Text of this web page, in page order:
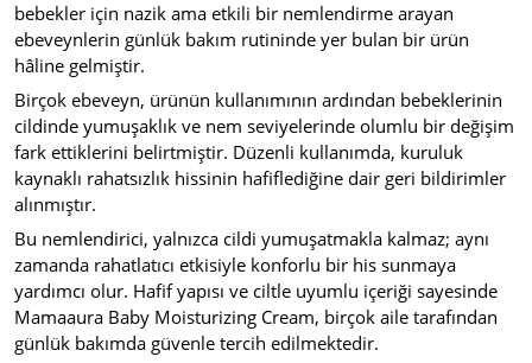
bebekler için nazik ama etkili bir nemlendirme arayan
ebeveynlerin günlük bakım rutininde yer bulan bir ürün
hâline gelmiştir.
Birçok ebeveyn, ürünün kullanımının ardından bebeklerinin
cildinde yumuşaklık ve nem seviyelerinde olumlu bir değişim
fark ettiklerini belirtmiştir. Düzenli kullanımda, kuruluk
kaynaklı rahatsızlık hissinin hafiflediğine dair geri bildirimler
alınmıştır.
Bu nemlendirici, yalnızca cildi yumuşatmakla kalmaz; aynı
zamanda rahatlatıcı etkisiyle konforlu bir his sunmaya
yardımcı olur. Hafif yapısı ve ciltle uyumlu içeriği sayesinde
Mamaaura Baby Moisturizing Cream, birçok aile tarafından
günlük bakımda güvenle tercih edilmektedir.